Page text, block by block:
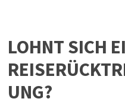
LOHNT SICH
UNG?